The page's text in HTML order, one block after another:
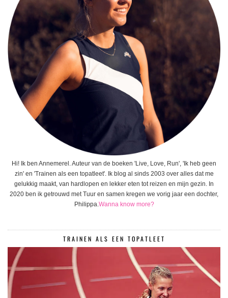
Hi! Ik ben Annemerel. Auteur van de boeken 'Live, Love, Run', 'Ik heb geen
zin' en 'Trainen als een topatleet'. Ik blog al sinds 2003 over alles dat me
gelukkig maakt, van hardlopen en lekker eten tot reizen en mijn gezin. In
2020 ben ik getrouwd met Tuur en samen kregen we vorig jaar een dochter,
Philippa.Wanna know more?
TRAINEN ALS EEN TOPATLEET